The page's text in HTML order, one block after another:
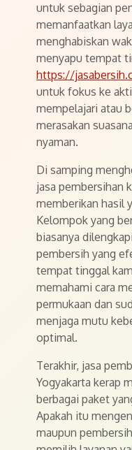
untuk sebagian
memanfaatkan
menghabiskan
menyapu tempat
https://
untuk fokus ke
mempelajari atau
merasakan
nyaman.
Di samping
jasa pembersihan
memberikan hasil
Kelompok yang
biasanya
pembersih yang
tempat tinggal
memahami cara
permukaan dan
menjaga mutu
optimal.
Terakhir, jasa
Yogyakarta kerap
berbagai paket
Apakah itu
maupun